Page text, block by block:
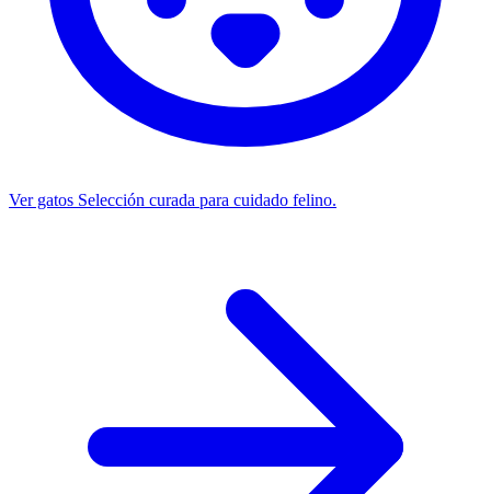
Ver gatos Selección curada para cuidado felino.